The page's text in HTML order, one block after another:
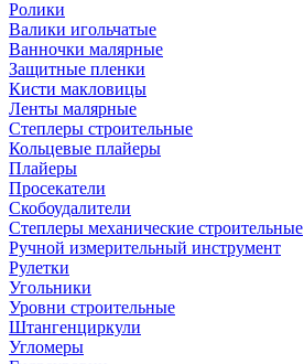
Ролики
Валики игольчатые
Ванночки малярные
Защитные пленки
Кисти макловицы
Ленты малярные
Степлеры строительные
Кольцевые плайеры
Плайеры
Просекатели
Скобоудалители
Степлеры механические строительные
Ручной измерительный инструмент
Рулетки
Угольники
Уровни строительные
Штангенциркули
Угломеры